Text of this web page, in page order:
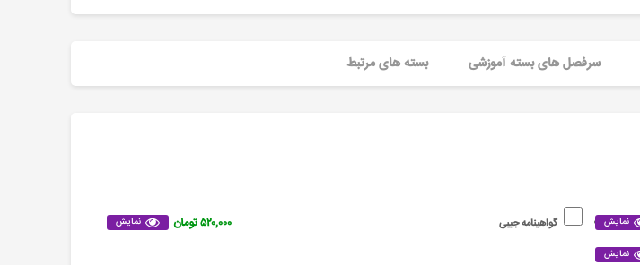
سرفصل های بسته آموزشی بسته های مرتبط
نمایش
نمایش
گواهینامه جیبی نمایش ۵۲۰,۰۰۰ تومان